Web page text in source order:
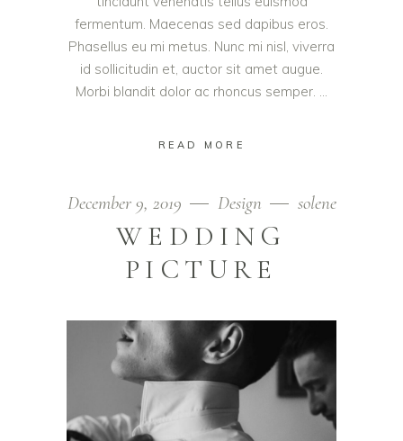
fermentum. Maecenas sed dapibus eros.
Phasellus eu mi metus. Nunc mi nisl, viverra
id sollicitudin et, auctor sit amet augue.
Morbi blandit dolor ac rhoncus semper.
READ MORE
December 9, 2019 Design solene
WEDDING
PICTURE